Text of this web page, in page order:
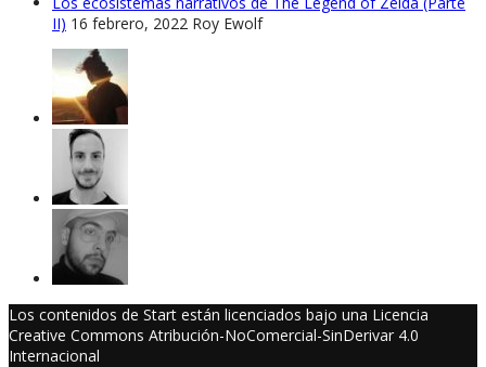
II) 16 febrero, 2022 Roy Ewolf
Los contenidos de Start están licenciados bajo una Licencia
Creative Commons Atribución-NoComercial-SinDerivar 4.0
Internacional